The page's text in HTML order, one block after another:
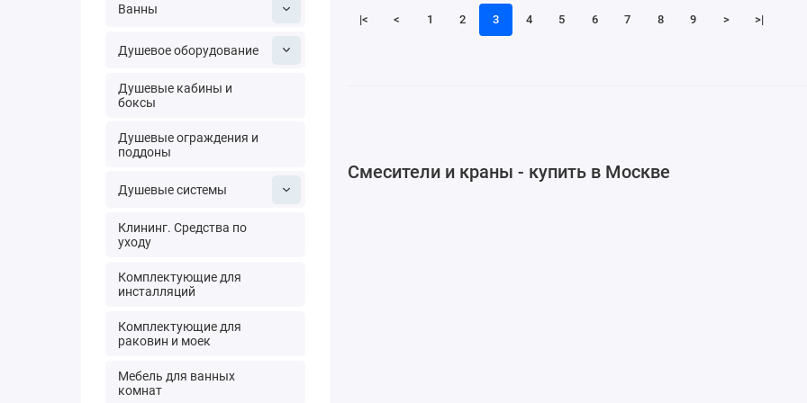
Ванны
Душевое оборудование
Душевые кабины и
боксы
Душевые ограждения и
поддоны
Душевые системы
Клининг. Средства по
уходу
Комплектующие для
инсталляций
Комплектующие для
раковин и моек
Мебель для ванных
комнат
|< < 1 2 3 4 5 6 7 8 9 > >|
Смесители и краны - купить в Москве